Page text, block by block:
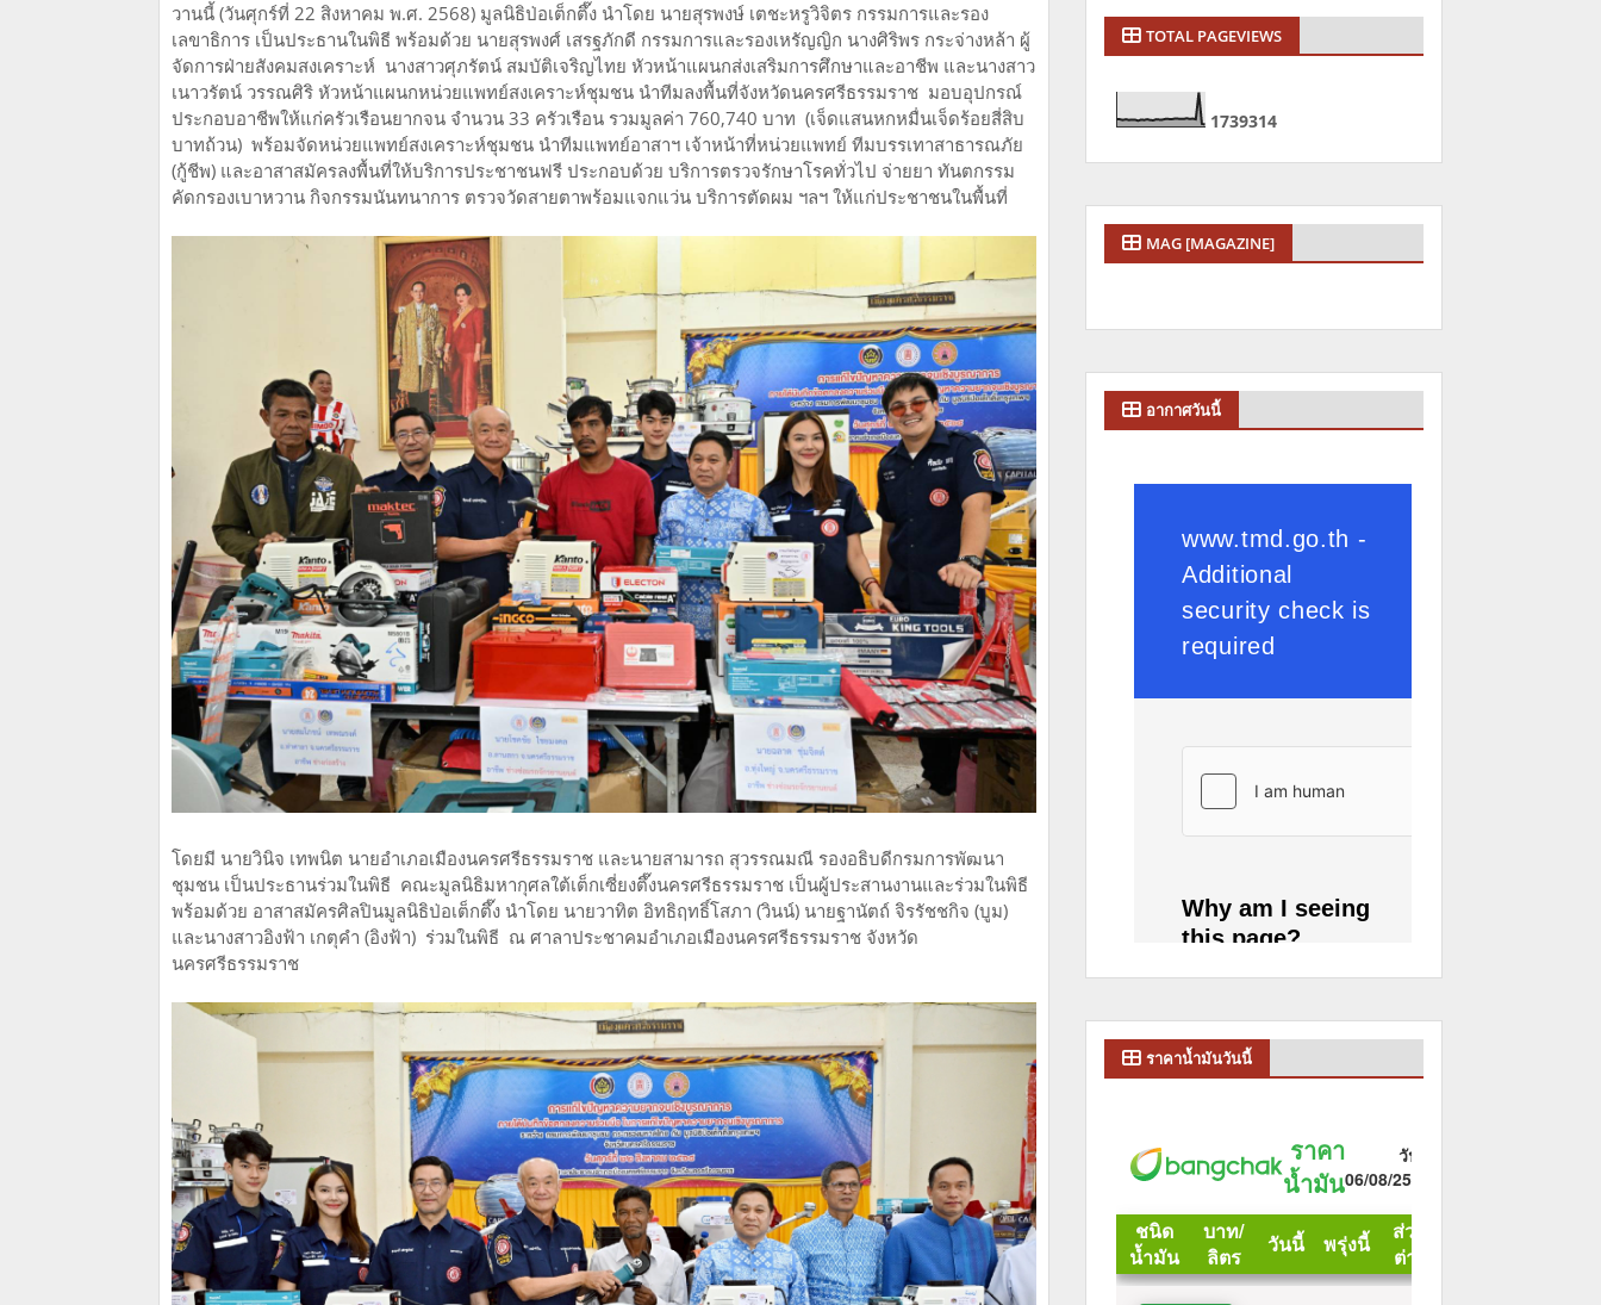
วานนี้ (วันศุกร์ที่ 22 สิงหาคม พ.ศ. 2568) มูลนิธิป่อเต็กตึ๊ง นำโดย นายสุรพงษ์ เตชะหรูวิจิตร กรรมการและรอง
เลขาธิการ เป็นประธานในพิธี พร้อมด้วย นายสุรพงศ์ เสรฐภักดี กรรมการและรองเหรัญญิก นางศิริพร กระจ่างหล้า ผู้
จัดการฝ่ายสังคมสงเคราะห์ นางสาวศุภรัตน์ สมบัติเจริญไทย หัวหน้าแผนกส่งเสริมการศึกษาและอาชีพ และนางสาว
เนาวรัตน์ วรรณศิริ หัวหน้าแผนกหน่วยแพทย์สงเคราะห์ชุมชน นำทีมลงพื้นที่จังหวัดนครศรีธรรมราช มอบอุปกรณ์
ประกอบอาชีพให้แก่ครัวเรือนยากจน จำนวน 33 ครัวเรือน รวมมูลค่า 760,740 บาท (เจ็ดแสนหกหมื่นเจ็ดร้อยสี่สิบ
บาทถ้วน) พร้อมจัดหน่วยแพทย์สงเคราะห์ชุมชน นำทีมแพทย์อาสาฯ เจ้าหน้าที่หน่วยแพทย์ ทีมบรรเทาสาธารณภัย
(กู้ชีพ) และอาสาสมัครลงพื้นที่ให้บริการประชาชนฟรี ประกอบด้วย บริการตรวจรักษาโรคทั่วไป จ่ายยา ทันตกรรม
คัดกรองเบาหวาน กิจกรรมนันทนาการ ตรวจวัดสายตาพร้อมแจกแว่น บริการตัดผม ฯลฯ ให้แก่ประชาชนในพื้นที่
โดยมี นายวินิจ เทพนิต นายอำเภอเมืองนครศรีธรรมราช และนายสามารถ สุวรรณมณี รองอธิบดีกรมการพัฒนา
ชุมชน เป็นประธานร่วมในพิธี คณะมูลนิธิมหากุศลใต้เต็กเซี่ยงตึ๊งนครศรีธรรมราช เป็นผู้ประสานงานและร่วมในพิธี
พร้อมด้วย อาสาสมัครศิลปินมูลนิธิป่อเต็กตึ๊ง นำโดย นายวาทิต อิทธิฤทธิ์โสภา (วินน์) นายฐานัตถ์ จิรรัชชกิจ (บูม)
และนางสาวอิงฟ้า เกตุคำ (อิงฟ้า) ร่วมในพิธี ณ ศาลาประชาคมอำเภอเมืองนครศรีธรรมราช จังหวัด
นครศรีธรรมราช
TOTAL PAGEVIEWS
1739314
MAG [MAGAZINE]
อากาศวันนี้
ราคาน้ำมันวันนี้